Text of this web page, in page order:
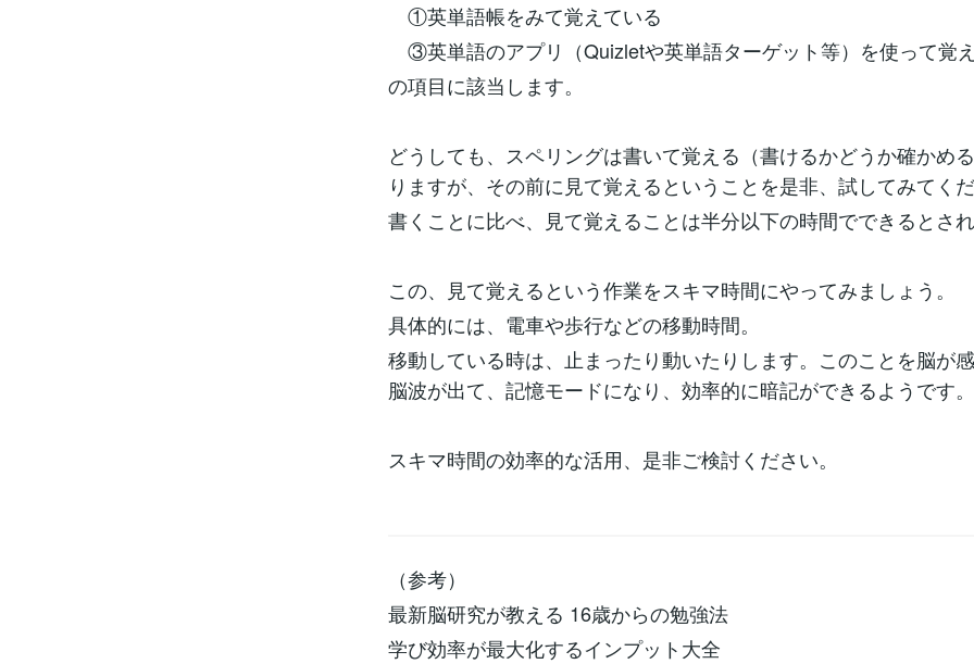
①英単語帳をみて覚えている
③英単語のアプリ（Quizletや英単語ターゲット等）を使って覚
の項目に該当します。
どうしても、スペリングは書いて覚える（書けるかどうか確かめ
りますが、その前に見て覚えるということを是非、試してみてく
書くことに比べ、見て覚えることは半分以下の時間でできるとさ
この、見て覚えるという作業をスキマ時間にやってみましょう。
具体的には、電車や歩行などの移動時間。
移動している時は、止まったり動いたりします。このことを脳が
脳波が出て、記憶モードになり、効率的に暗記ができるようです。
スキマ時間の効率的な活用、是非ご検討ください。
（参考）
最新脳研究が教える 16歳からの勉強法
学び効率が最大化するインプット大全